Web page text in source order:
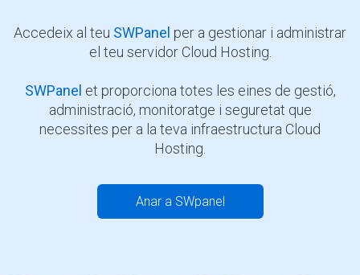
Accedeix al teu SWPanel per a gestionar i administrar
el teu servidor Cloud Hosting.
SWPanel et proporciona totes les eines de gestió,
administració, monitoratge i seguretat que
necessites per a la teva infraestructura Cloud
Hosting.
Anar a SWpanel